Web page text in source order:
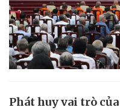
Phát huy vai trò